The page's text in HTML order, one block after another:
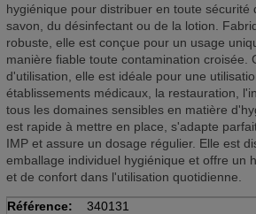
hygiénique pour distribuer en toute sécurité
savon, du désinfectant ou de la lotion.
robuste, elle est conçue pour un usage
manière fiable toute contamination croisée.
d'utilisation, elle est idéale pour une
établissements médicaux, la restauration,
tous les domaines sensibles en matière
est rapide à mettre en place, s'adapte
IMP et assure un dosage régulier. Elle est
emballage individuel hygiénique et offre un
et de confort dans l'utilisation quotidienne.
Référence:
340131